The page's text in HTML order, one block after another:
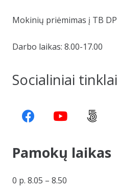
Mokinių priėmimas į TB DP
Darbo laikas: 8.00-17.00
Socialiniai tinklai
Pamokų laikas
0 p. 8.05 – 8.50